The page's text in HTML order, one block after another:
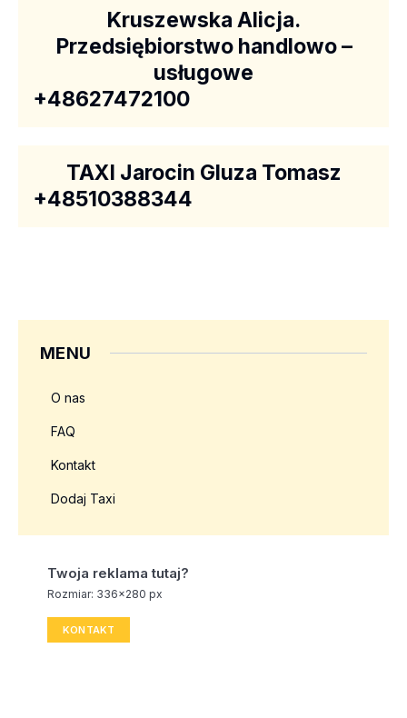
Kruszewska Alicja.
Przedsiębiorstwo handlowo –
usługowe
+48627472100
TAXI Jarocin Gluza Tomasz
+48510388344
MENU
O nas
FAQ
Kontakt
Dodaj Taxi
Twoja reklama tutaj?
Rozmiar: 336x280 px
KONTAKT